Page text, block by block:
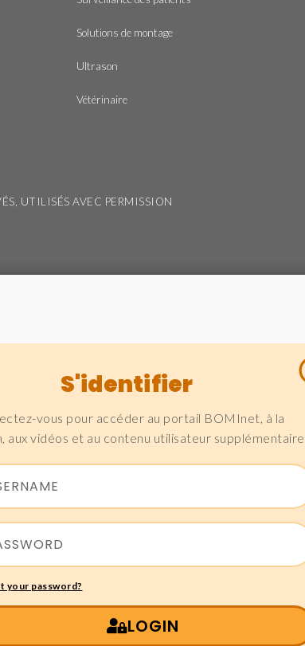
Solutions de montage
Ultrason
Vétérinaire
UTILISÉS AVEC PERMISSION
S'identifier
vous pour accéder au portail BOMInet, à la
aux vidéos et au contenu utilisateur
your password?
LOGIN